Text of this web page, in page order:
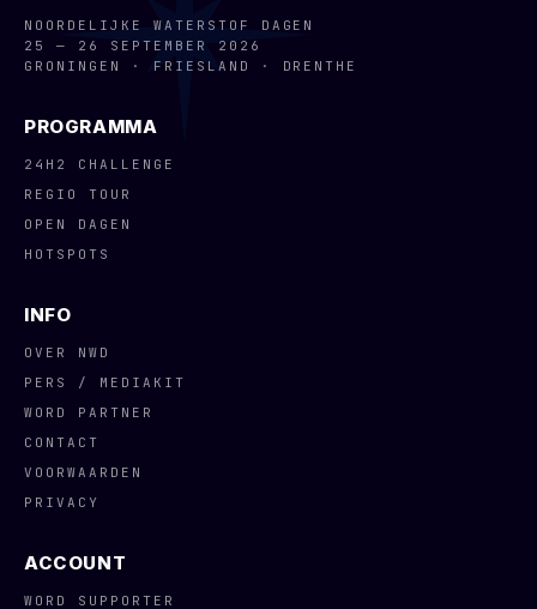
NOORDELIJKE WATERSTOF DAGEN
25 — 26 SEPTEMBER 2026
GRONINGEN · FRIESLAND · DRENTHE
PROGRAMMA
24H2 CHALLENGE
REGIO TOUR
OPEN DAGEN
HOTSPOTS
INFO
OVER NWD
PERS / MEDIAKIT
WORD PARTNER
CONTACT
VOORWAARDEN
PRIVACY
ACCOUNT
WORD SUPPORTER